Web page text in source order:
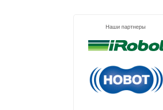
Наши партнеры